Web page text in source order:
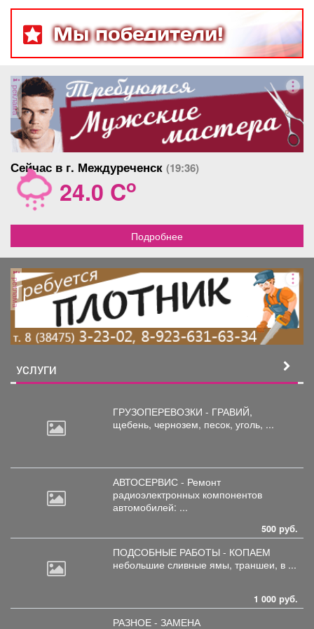
длительный срок,
меблирована, одинокой
женщине, без животных и
детей.
Мы победители!
реклама
Сейчас в г. Междуреченск (19:36)
24.0 Co
Подробнее
реклама
УСЛУГИ
ГРУЗОПЕРЕВОЗКИ - ГРАВИЙ,
щебень, чернозем, песок, уголь, ...
АВТОСЕРВИС - Ремонт
радиоэлектронных компонентов
автомобилей: ...
500 руб.
ПОДСОБНЫЕ РАБОТЫ - КОПАЕМ
небольшие сливные ямы, траншеи, в ...
1 000 руб.
РАЗНОЕ - ЗАМЕНА